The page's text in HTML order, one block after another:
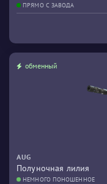
ПРЯМО С ЗАВОДА
обменный
AUG
Полуночная лилия
НЕМНОГО ПОНОШЕННОЕ